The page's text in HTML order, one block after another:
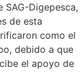
Digepesca,
de esta
como el
debido a que
el apoyo de